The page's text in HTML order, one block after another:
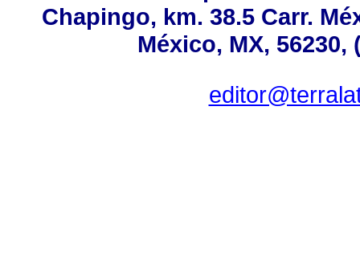
Chapingo, km. 38.5 Carr.
México, MX, 56230,